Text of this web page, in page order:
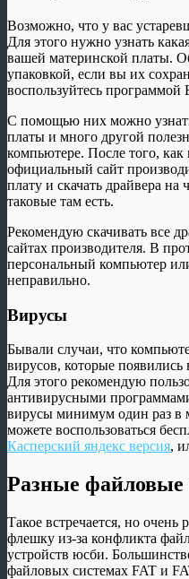
Возможно, что у вас
Для этого нужно узнать
вашей материнской платы.
упаковкой, если вы их
воспользуйтесь программой
С помощью них можно
платы и много другой
компьютере. После того,
официальный сайт
плату и скачать драйвера на
таковые там есть.
Рекомендую скачивать все
сайтах производителя. В
персональный компьютер
неправильно.
Вирусы
Бывали случаи, что
вирусов, которые
Для этого рекомендую
антивирусными
вирусы минимум один раз в
можете воспользоваться
Касперский яндекс версия,
Разные файловые
Такое встречается, но
флешку из-за конфликта
устройств юсби.
файловых системах FAT и